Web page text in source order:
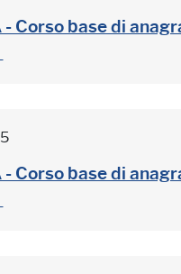
- Corso base di
- Corso base di